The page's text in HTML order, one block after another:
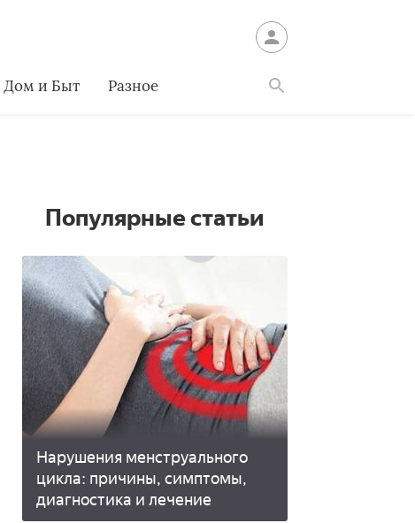
Дом и Быт Разное
Популярные статьи
Нарушения менструального
цикла: причины, симптомы,
диагностика и лечение